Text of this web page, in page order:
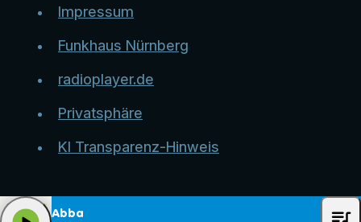
Impressum
Funkhaus Nürnberg
radioplayer.de
Privatsphäre
KI Transparenz-Hinweis
Abba